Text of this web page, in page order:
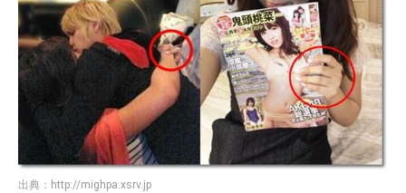
出典： http://mighpa.xsrv.jp